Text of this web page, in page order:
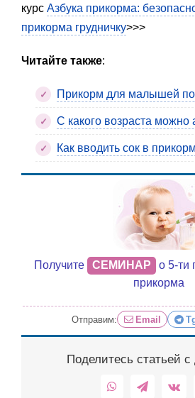
курс Азбука прикорма:
прикорма грудничку>>>
Читайте также:
Прикорм для малышей
С какого возраста можно
Как вводить сок в прикорм
Получите СЕМИНАР
о 5-ти
прикорма
Отправим: Email
Поделитесь статьей
WhatsAppTelegram
Vk